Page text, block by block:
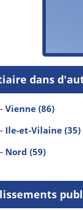
dans
Vienne (86)
Ile-et-Vilaine (35)
Nord (59)